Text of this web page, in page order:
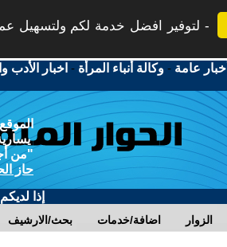
لتوفير افضل خدمة لكم ولتسهيل
أخبار عامة -وكالة أنباء المرأة - اخبار الأدب
"من
حاز
إذا
بحث/الارشيف اضافة/خدمات الزوار